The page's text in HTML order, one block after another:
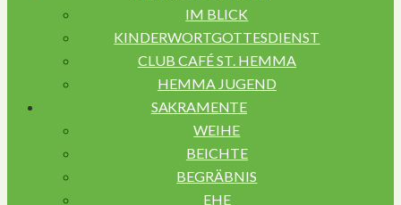
IM BLICK
KINDERWORTGOTTESDIENST
CLUB CAFÉ ST. HEMMA
HEMMA JUGEND
SAKRAMENTE
WEIHE
BEICHTE
BEGRÄBNIS
EHE